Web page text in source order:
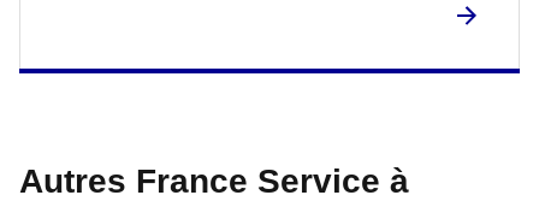
Autres France Service à